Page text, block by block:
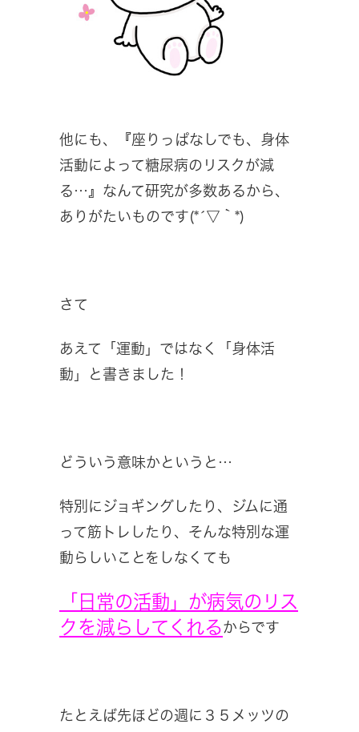
他にも、『座りっぱなしでも、身体
活動によって糖尿病のリスクが減
る…』なんて研究が多数あるから、
ありがたいものです(*´▽｀*)
さて
あえて「運動」ではなく「身体活
動」と書きました！
どういう意味かというと…
特別にジョギングしたり、ジムに通
って筋トレしたり、そんな特別な運
動らしいことをしなくても
「日常の活動」が病気のリス
クを減らしてくれるからです
たとえば先ほどの週に３５メッツの